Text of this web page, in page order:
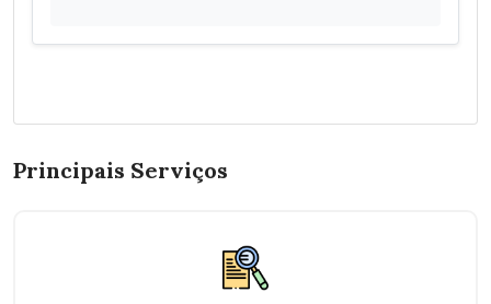
Principais Serviços